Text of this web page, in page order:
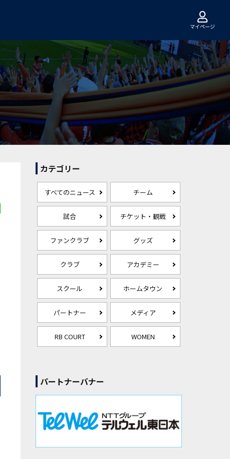
マイページ
カテゴリー
すべてのニュース チーム
試合 チケット・観戦
ファンクラブ グッズ
クラブ アカデミー
スクール ホームタウン
パートナー メディア
RB COURT WOMEN
パートナーバナー